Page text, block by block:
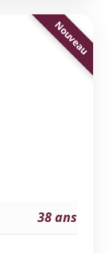
38 ans